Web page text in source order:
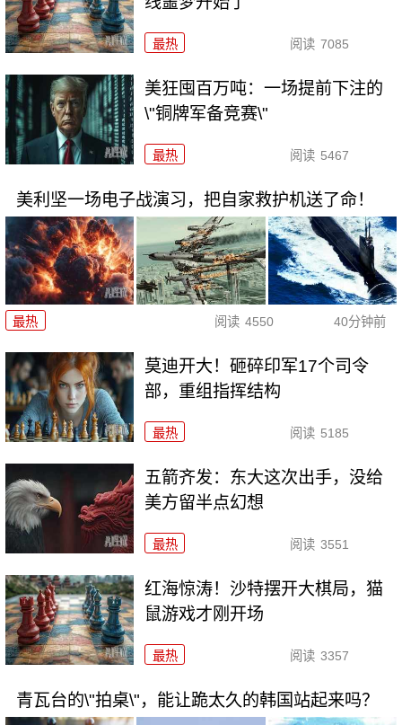
最热 阅读 7085
美狂囤百万吨：一场提前下注的
\"铜牌军备竞赛\"
最热 阅读 5467
美利坚一场电子战演习，把自家救护机送了命！
最热 阅读 4550 40分钟前
莫迪开大！砸碎印军17个司令
部，重组指挥结构
最热 阅读 5185
五箭齐发：东大这次出手，没给
美方留半点幻想
最热 阅读 3551
红海惊涛！沙特摆开大棋局，猫
鼠游戏才刚开场
最热 阅读 3357
青瓦台的\"拍桌\"，能让跪太久的韩国站起来吗？